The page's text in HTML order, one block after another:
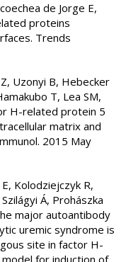
de Jorge E,
proteins
Trends
Uzonyi B, Hebecker
T, Lea SM,
H-related protein 5
matrix and
2015 May
Kolodziejczyk R,
Á, Prohászka
major autoantibody
uremic syndrome is
site in factor H-